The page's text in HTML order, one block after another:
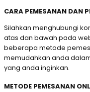
CARA PEMESANAN DAN
Silahkan menghubungi
atas dan bawah pada
beberapa metode
memudahkan anda
yang anda inginkan.
METODE PEMESANAN